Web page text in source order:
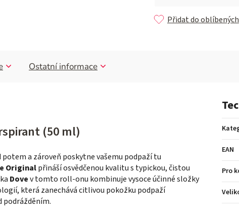
Přidat do oblíbených
Ostatní informace
(50 ml)
a zároveň poskytne vašemu podpaží tu
Originalpřináší osvědčenou kvalitu s typickou, čistou
Dovev tomto roll-onu kombinuje vysoce účinné složky
která zanechává citlivou pokožku podpaží
podrážděním.
EAN
Pro